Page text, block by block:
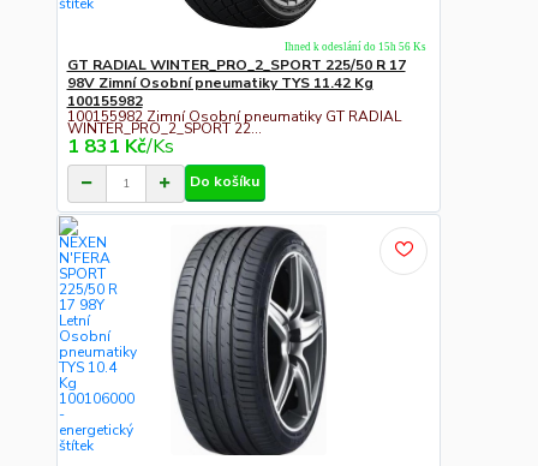
GT RADIAL WINTER_PRO_2_SPORT 225/50 R 17
98V Zimní Osobní pneumatiky TYS 11.42 Kg
100155982
100155982 Zimní Osobní pneumatiky GT RADIAL
WINTER_PRO_2_SPORT 22...
1 831 Kč/Ks
Ihned k odeslání do 15h 56 Ks
Do košíku